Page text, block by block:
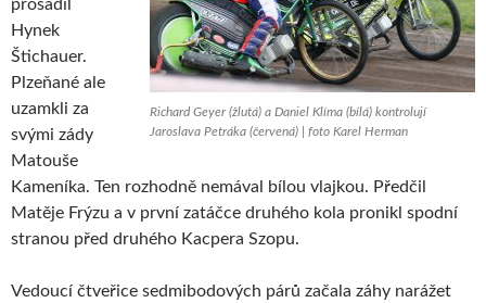
Richard Geyer (žlutá) a Daniel Klíma (bílá) kontrolují
Jaroslava Petráka (červená) | foto Karel Herman
prosadil
Hynek
Štichauer.
Plzeňané ale
uzamkli za
svými zády
Matouše
Kameníka. Ten rozhodně nemával bílou vlajkou. Předčil
Matěje Frýzu a v první zatáčce druhého kola pronikl spodní
stranou před druhého Kacpera Szopu.
Vedoucí čtveřice sedmibodových párů začala záhy narážet